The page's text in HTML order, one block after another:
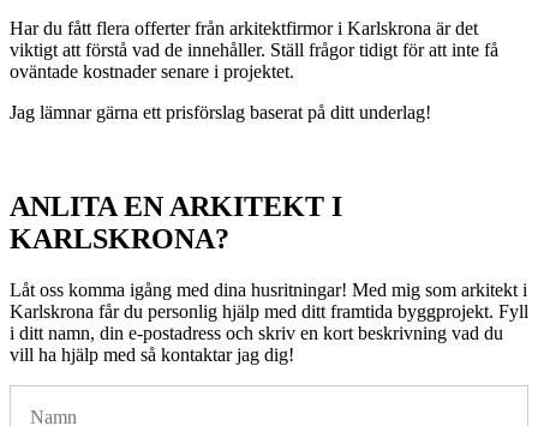
Har du fått flera offerter från arkitektfirmor i Karlskrona är det
viktigt att förstå vad de innehåller. Ställ frågor tidigt för att inte få
oväntade kostnader senare i projektet.
Jag lämnar gärna ett prisförslag baserat på ditt underlag!
ANLITA EN ARKITEKT I
KARLSKRONA?
Låt oss komma igång med dina husritningar! Med mig som arkitekt i
Karlskrona får du personlig hjälp med ditt framtida byggprojekt. Fyll
i ditt namn, din e-postadress och skriv en kort beskrivning vad du
vill ha hjälp med så kontaktar jag dig!